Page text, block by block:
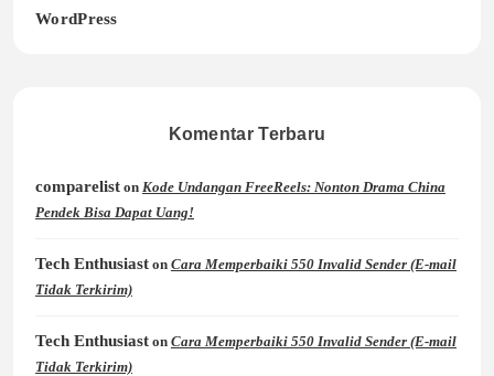
WordPress
Komentar Terbaru
comparelist on Kode Undangan FreeReels: Nonton Drama China
Pendek Bisa Dapat Uang!
Tech Enthusiast on Cara Memperbaiki 550 Invalid Sender (E-mail
Tidak Terkirim)
Tech Enthusiast on Cara Memperbaiki 550 Invalid Sender (E-mail
Tidak Terkirim)